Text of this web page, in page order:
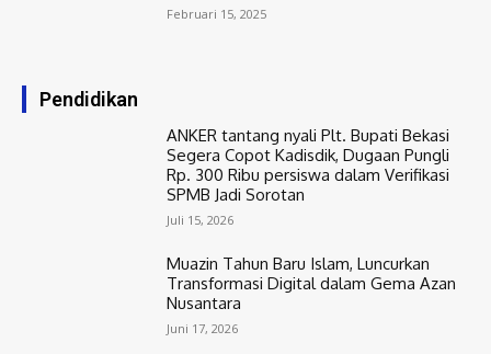
Februari 15, 2025
Pendidikan
ANKER tantang nyali Plt. Bupati Bekasi
Segera Copot Kadisdik, Dugaan Pungli
Rp. 300 Ribu persiswa dalam Verifikasi
SPMB Jadi Sorotan
Juli 15, 2026
Muazin Tahun Baru Islam, Luncurkan
Transformasi Digital dalam Gema Azan
Nusantara
Juni 17, 2026